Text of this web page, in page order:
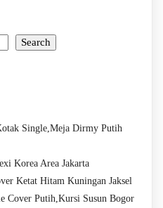
Search
Single,Meja Dirmy Putih
Korea Area Jakarta
Ketat Hitam Kuningan Jaksel
Cover Putih,Kursi Susun Bogor